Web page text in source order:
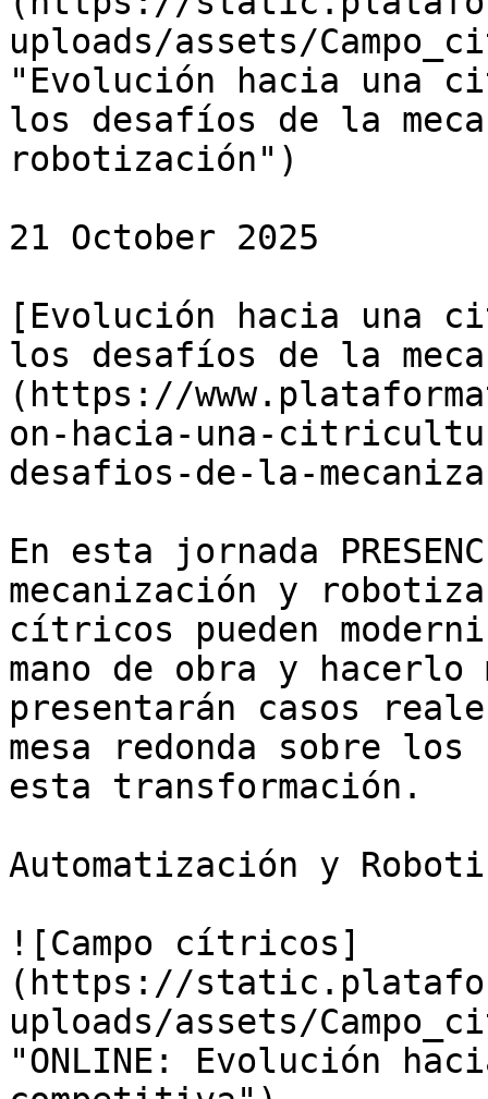
uploads/assets/
"Evolución hacia una
los desafíos de la
robotización")
21 October 2025
[Evolución hacia una
los desafíos de la
(https://
on-hacia-una-
desafios-de-la-
En esta jornada
mecanización y
cítricos pueden
mano de obra y
presentarán casos
mesa redonda sobre
esta transformación.
Automatización y
![Campo cítricos]
(https://
uploads/assets/
"ONLINE: Evolución